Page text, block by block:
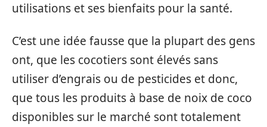
utilisations et ses bienfaits pour la santé.
C’est une idée fausse que la plupart des gens
ont, que les cocotiers sont élevés sans
utiliser d’engrais ou de pesticides et donc,
que tous les produits à base de noix de coco
disponibles sur le marché sont totalement